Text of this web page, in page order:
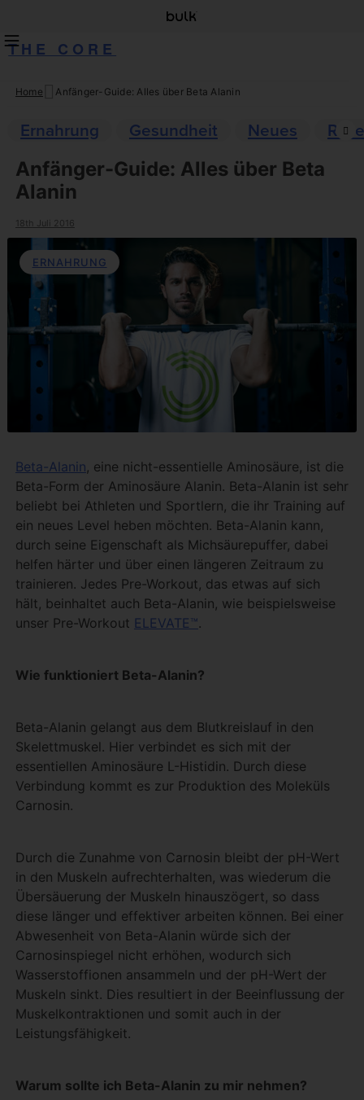
THE CORE
Skip
content
Home Anfänger-Guide: Alles über Beta Alanin
Ernahrung Gesundheit Neues
Anfänger-Guide: Alles über Beta
Alanin
18th Juli 2016
ERNAHRUNG
Beta-Alanin , eine nicht-essentielle Aminosäure, ist die
Beta-Form der Aminosäure Alanin. Beta-Alanin ist sehr
beliebt bei Athleten und Sportlern, die ihr Training auf
ein neues Level heben möchten. Beta-Alanin kann,
durch seine Eigenschaft als Michsäurepuffer, dabei
helfen härter und über einen längeren Zeitraum zu
trainieren. Jedes Pre-Workout, das etwas auf sich
hält, beinhaltet auch Beta-Alanin, wie beispielsweise
unser Pre-Workout ELEVATE™.
Wie funktioniert Beta-Alanin?
Beta-Alanin gelangt aus dem Blutkreislauf in den
Skelettmuskel. Hier verbindet es sich mit der
essentiellen Aminosäure L-Histidin. Durch diese
Verbindung kommt es zur Produktion des Moleküls
Carnosin.
Durch die Zunahme von Carnosin bleibt der pH-Wert
in den Muskeln aufrechterhalten, was wiederum die
Übersäuerung der Muskeln hinauszögert, so dass
diese länger und effektiver arbeiten können. Bei einer
Abwesenheit von Beta-Alanin würde sich der
Carnosinspiegel nicht erhöhen, wodurch sich
Wasserstoffionen ansammeln und der pH-Wert der
Muskeln sinkt. Dies resultiert in der Beeinflussung der
Muskelkontraktionen und somit auch in der
Leistungsfähigkeit.
Warum sollte ich Beta-Alanin zu mir nehmen?